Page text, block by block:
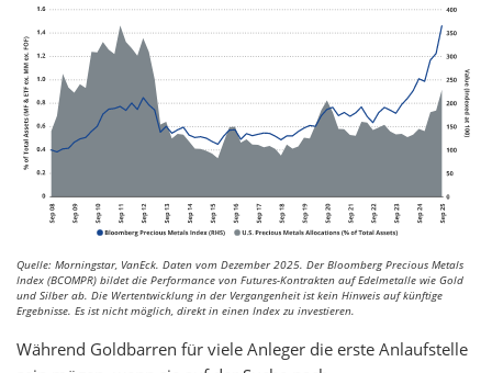
Quelle: Morningstar, VanEck. Daten vom Dezember 2025. Der Bloomberg Precious Metals
Index (BCOMPR) bildet die Performance von Futures-Kontrakten auf Edelmetalle wie Gold
und Silber ab. Die Wertentwicklung in der Vergangenheit ist kein Hinweis auf künftige
Ergebnisse. Es ist nicht möglich, direkt in einen Index zu investieren.
Während Goldbarren für viele Anleger die erste Anlaufstelle